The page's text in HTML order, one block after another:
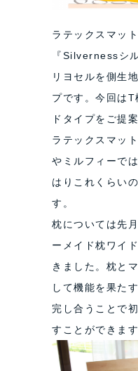
ラテックスマッ
『Silvernessシ
リヨセルを側生
プです。今回は
ドタイプをご提
ラテックスマッ
やミルフィーで
はりこれくらい
す。
枕については先
ーメイド枕ワイ
きました。枕と
して機能を果た
完し合うことで
すことができます